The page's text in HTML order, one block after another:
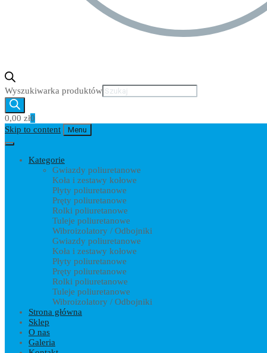
Wyszukiwarka produktów
0,00 zł0
Skip to content
Menu
Kategorie
Gwiazdy poliuretanowe
Koła i zestawy kołowe
Płyty poliuretanowe
Pręty poliuretanowe
Rolki poliuretanowe
Tuleje poliuretanowe
Wibroizolatory / Odbojniki
Gwiazdy poliuretanowe
Koła i zestawy kołowe
Płyty poliuretanowe
Pręty poliuretanowe
Rolki poliuretanowe
Tuleje poliuretanowe
Wibroizolatory / Odbojniki
Strona główna
Sklep
O nas
Galeria